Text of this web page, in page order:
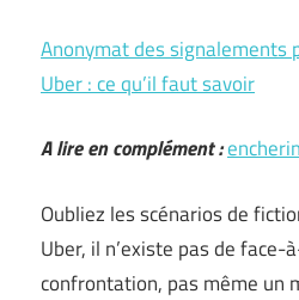
Anonymat des signalements
Uber : ce qu’il faut savoir
A lire en complément :
Oubliez les scénarios de
Uber, il n’existe pas de face-
confrontation, pas même un